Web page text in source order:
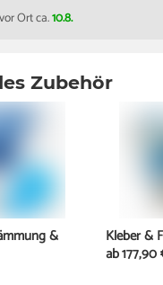
Ort ca.10.8.
Zubehör
&
Kleber &
ab177,90